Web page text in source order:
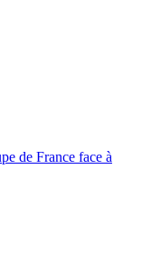
de France face à